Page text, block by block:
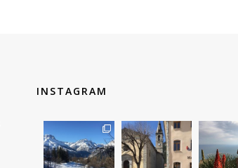
INSTAGRAM
therouteantognelli therouteantognelli